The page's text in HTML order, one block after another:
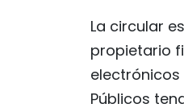
La circular
propietario
Públicos